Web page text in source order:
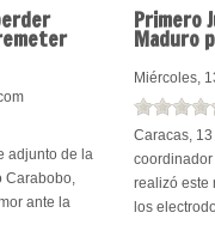
adjunto de la
Carabobo,
ante la
Primero
Maduro
Miércoles,
Caracas,
realizó este
los